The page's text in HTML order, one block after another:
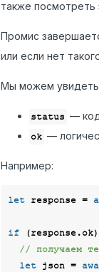
также посмотреть
Промис
или если нет
Мы можем увидеть
status —
ok —
Например:
let response =
if
// получаем
let json =